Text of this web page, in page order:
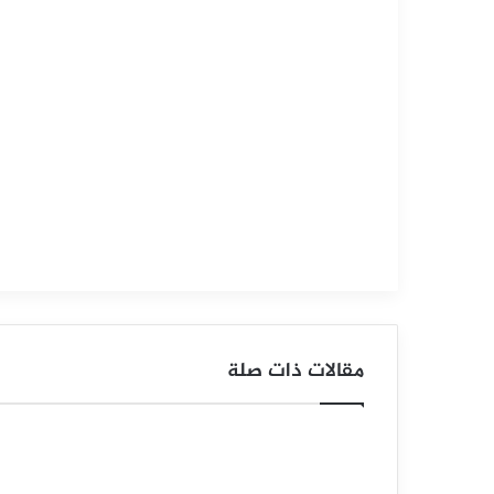
ر
ا
ل
مقالات ذات صلة